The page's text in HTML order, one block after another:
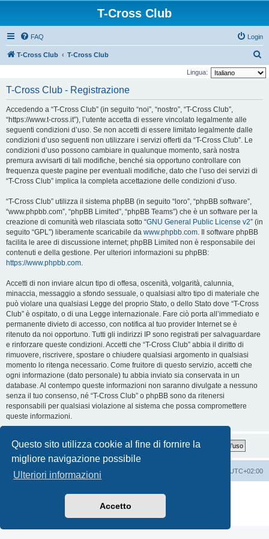
Questo sito utilizza cookie al fine di fornire la
migliore navigazione possibile
Ulteriori informazioni
Accetto
T-Cross Club
FAQ Login
T-Cross Club T-Cross Club
e
Lingua:
T-Cross Club - Registrazione
Accedendo a “T-Cross Club” (in seguito “noi”, “nostro”, “T-Cross Club”,
“https://www.t-cross.it”), l’utente accetta di essere vincolato legalmente alle
seguenti condizioni d’uso. Se non accetti di essere limitato legalmente dalle
condizioni d’uso seguenti non utilizzare i servizi offerti da “T-Cross Club”. Le
condizioni d’uso possono cambiare in qualunque momento, sarà nostra
premura avvisarti di tali modifiche, benché sia opportuno controllare con
frequenza queste pagine per eventuali modifiche, dato che l’uso dei servizi di
“T-Cross Club” implica la completa accettazione delle condizioni d’uso.
“T-Cross Club” utilizza il sistema phpBB (in seguito “loro”, “phpBB software”,
“www.phpbb.com”, “phpBB Limited”, “phpBB Teams”) che è un software per la
creazione di comunità web rilasciata sotto “GNU General Public License v2” (in
seguito “GPL”) liberamente scaricabile da www.phpbb.com. Il software phpBB
facilita le aree di discussione internet; phpBB Limited non è responsabile dei
contenuti e della gestione. Per ulteriori informazioni su phpBB:
https://www.phpbb.com.
Accetti di non inviare alcun tipo di offesa, oscenità, volgarità, calunnia,
minaccia, messaggio a sfondo sessuale, o qualsiasi altro tipo di materiale che
può violare una qualsiasi Legge del proprio Stato, o dello Stato dove “T-Cross
Club” è ospitato, o di una Legge internazionale. Fare ciò porta all’immediato e
permanente divieto di accesso, con notifica al tuo provider Internet se è
ritenuto da noi opportuno. Tutti gli indirizzi IP sono registrati per salvaguardare
e rinforzare queste condizioni. Accetti che “T-Cross Club” abbia il diritto di
rimuovere, riscrivere, spostare o chiudere qualsiasi argomento in qualsiasi
momento lo ritenga necessario. Come fruitore di questo servizio, accetti che
ogni informazione (dato personale) tu abbia inviato sia conservata in un
database. Al contempo queste informazioni non saranno divulgate a nessuno
senza il tuo consenso, né “T-Cross Club” o phpBB sono da ritenersi
responsabili per qualsiasi violazione al sistema che possa compromettere
queste informazioni.
T-Cross Club T-Cross Club UTC+02:00
Traduzione Italiana